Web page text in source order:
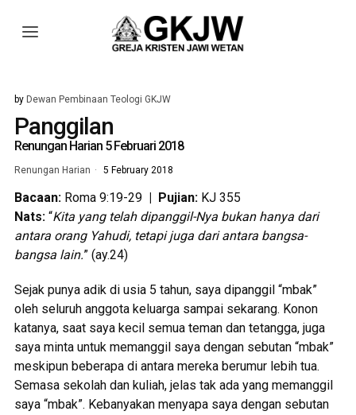
by Dewan Pembinaan Teologi GKJW
Panggilan
Renungan Harian 5 Februari 2018
Renungan Harian 5 February 2018
Bacaan: Roma 9:19-29 | Pujian: KJ 355
Nats: “Kita yang telah dipanggil-Nya bukan hanya dari
antara orang Yahudi, tetapi juga dari antara bangsa-
bangsa lain.” (ay.24)
Sejak punya adik di usia 5 tahun, saya dipanggil “mbak”
oleh seluruh anggota keluarga sampai sekarang. Konon
katanya, saat saya kecil semua teman dan tetangga, juga
saya minta untuk memanggil saya dengan sebutan “mbak”
meskipun beberapa di antara mereka berumur lebih tua.
Semasa sekolah dan kuliah, jelas tak ada yang memanggil
saya “mbak”. Kebanyakan menyapa saya dengan sebutan